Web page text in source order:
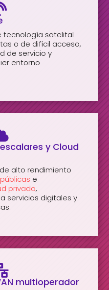
tecnología satelital
o de difícil acceso,
de servicio y
entorno
y Cloud
alto rendimiento
e
privado,
servicios digitales y
multioperador